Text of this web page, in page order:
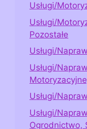
Usługi/
Usługi/
Pozostałe
Usługi/
Usługi/
Usługi/
Usługi/
Ogrodnictwo,